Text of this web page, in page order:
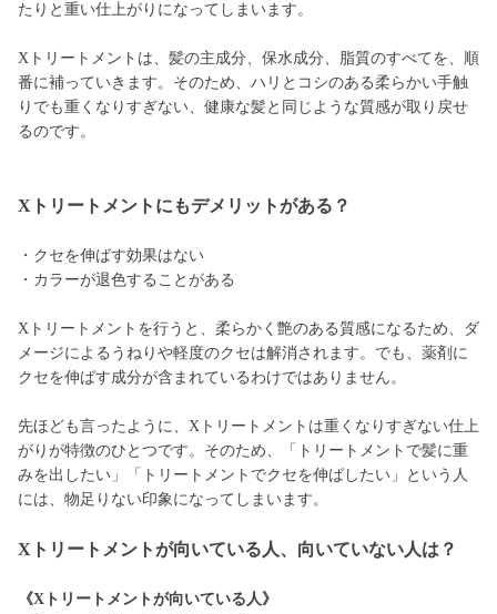
たりと重い仕上がりになってしまいます。
Xトリートメントは、髪の主成分、保水成分、脂質のすべてを、順
番に補っていきます。そのため、ハリとコシのある柔らかい手触
りでも重くなりすぎない、健康な髪と同じような質感が取り戻せ
るのです。
Xトリートメントにもデメリットがある？
・クセを伸ばす効果はない
・カラーが退色することがある
Xトリートメントを行うと、柔らかく艶のある質感になるため、ダ
メージによるうねりや軽度のクセは解消されます。でも、薬剤に
クセを伸ばす成分が含まれているわけではありません。
先ほども言ったように、Xトリートメントは重くなりすぎない仕上
がりが特徴のひとつです。そのため、「トリートメントで髪に重
みを出したい」「トリートメントでクセを伸ばしたい」という人
には、物足りない印象になってしまいます。
Xトリートメントが向いている人、向いていない人は？
《Xトリートメントが向いている人》